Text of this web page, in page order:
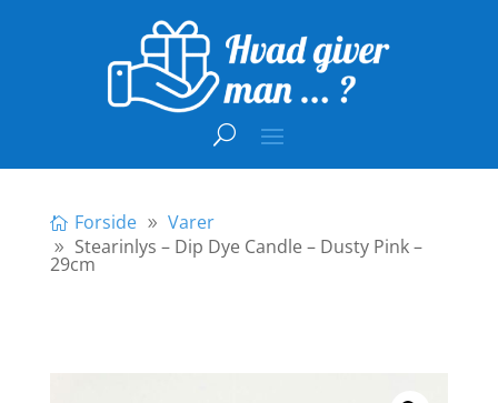
Forside
Varer
Stearinlys – Dip Dye Candle – Dusty Pink –
29cm